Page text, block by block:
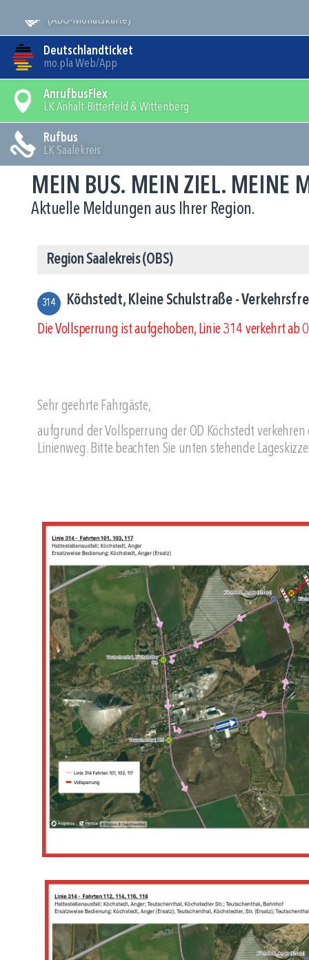
(ABO-Monatskarte)
Deutschlandticket
mo.pla Web/App
AnrufbusFlex
LK Anhalt-Bitterfeld & Wittenberg
Rufbus
LK Saalekreis
MEIN BUS. MEIN ZIEL. MEINE
Aktuelle Meldungen aus Ihrer Region.
Region Saalekreis (OBS)
314 Köchstedt, Kleine Schulstraße -
Die Vollsperrung ist aufgehoben, Linie 314 verkehrt
Sehr geehrte Fahrgäste,
aufgrund der Vollsperrung der OD Köchstedt
Linienweg. Bitte beachten Sie unten stehende